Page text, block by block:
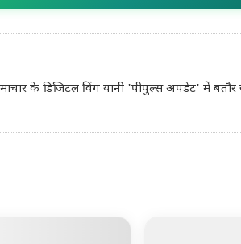
के डिजिटल विंग यानी 'पीपुल्स अपडेट' में बतौर